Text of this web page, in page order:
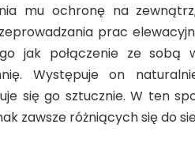
mu ochronę na
prac
jak połączenie ze sobą
Występuje on
się go sztucznie. W ten
zawsze różniących się do